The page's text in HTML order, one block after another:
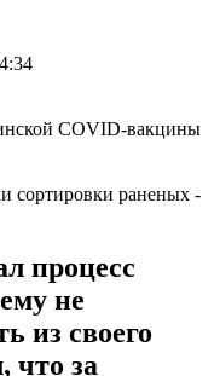
сортировки раненых -
процесс
не
из своего
что за